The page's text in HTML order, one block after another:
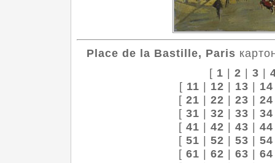
Place de la Bastille, Paris
[ 1 | 2 | 3 |
[ 11 | 12 | 13 | 14
[ 21 | 22 | 23 | 24
[ 31 | 32 | 33 | 34
[ 41 | 42 | 43 | 44
[ 51 | 52 | 53 | 54
[ 61 | 62 | 63 | 64